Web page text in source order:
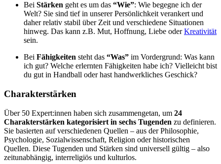
Bei Stärken geht es um das “Wie”: Wie begegne ich der
Welt? Sie sind tief in unserer Persönlichkeit verankert und
daher relativ stabil über Zeit und verschiedene Situationen
hinweg. Das kann z.B. Mut, Hoffnung, Liebe oderKreativität
sein.
Bei Fähigkeiten steht das “Was” im Vordergrund: Was kann
ich gut? Welche erlernten Fähigkeiten habe ich? Vielleicht bist
du gut in Handball oder hast handwerkliches Geschick?
Charakterstärken
Über 50 Expert:innen haben sich zusammengetan, um 24
Charakterstärken kategorisiert in sechs Tugenden zu definieren.
Sie basierten auf verschiedenen Quellen – aus der Philosophie,
Psychologie, Sozialwissenschaft, Religion oder historischen
Quellen. Diese Tugenden und Stärken sind universell gültig – also
zeitunabhängig, interreligiös und kulturlos.